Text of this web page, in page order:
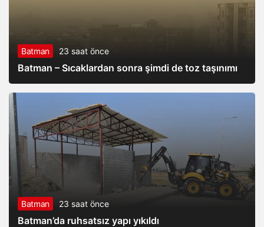
Batman 23 saat önce
Batman – Sıcaklardan sonra şimdi de toz taşınımı
Batman 23 saat önce
Batman’da ruhsatsız yapı yıkıldı